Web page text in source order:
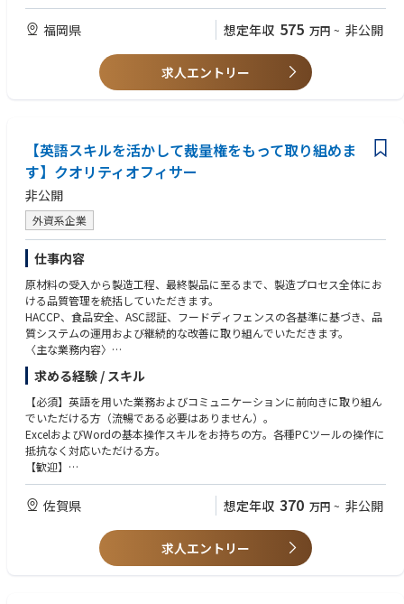
福岡県 想定年収 575 万円 ~ 非公開
求人エントリー
【英語スキルを活かして裁量権をもって取り組めま
す】クオリティオフィサー
非公開
外資系企業
仕事内容
原材料の受入から製造工程、最終製品に至るまで、製造プロセス全体にお
ける品質管理を統括していただきます。
HACCP、食品安全、ASC認証、フードディフェンスの各基準に基づき、品
質システムの運用および継続的な改善に取り組んでいただきます。
〈主な業務内容〉
ASCやHACCP,ISO等の外部監査への対応を担うとともに、社内の品質管理
体制の維持および強化を推進していただきます。
品質関連KPIの設定、モニタリングを行い、データに基づいた継続的改善
活動を推進していただきます。
クレームや品質インシデントに対する原因分析を実施し、再発防止策の立
案および社内展開を行っていただきます。
製造部門、サプライチェーン、購買部門など関係部門と連携し、品質保証
グローバル品質基準を日本の製造現場へ適切に展開し、現場への定着を推
進していただきます。
品質監査および各種規格要求事項に基づき、全社的な品質レベルの向上に
向けた活動を推進していただきます。
求める経験 / スキル
【必須】英語を用いた業務およびコミュニケーションに前向きに取り組ん
でいただける方（流暢である必要はありません）。
ExcelおよびWordの基本操作スキルをお持ちの方。各種PCツールの操作に
抵抗なく対応いただける方。
【歓迎】
HACCP、食品安全、ASC等の認証監査対応のご経験をお持ちの方。
製造現場と連携し、品質改善活動を推進されたご経験をお持ちの方。
部門横断での課題解決や改善活動に取り組まれたご経験をお持ちの方。
グローバル基準に関する理解を有し、それをローカル環境へ展開されたご
経験をお持ちの方。
PowerPointの基本操作スキルをお持ちの方。
佐賀県 想定年収 370 万円 ~ 非公開
求人エントリー